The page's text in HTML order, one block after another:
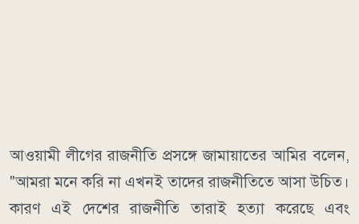
আওয়ামী লীগের রাজনীতি প্রসঙ্গে জামায়াতের আমির বলেন,
"আমরা মনে করি না এখনই তাদের রাজনীতিতে আসা উচিত।
কারণ এই দেশের রাজনীতি তারাই হত্যা করেছে এবং